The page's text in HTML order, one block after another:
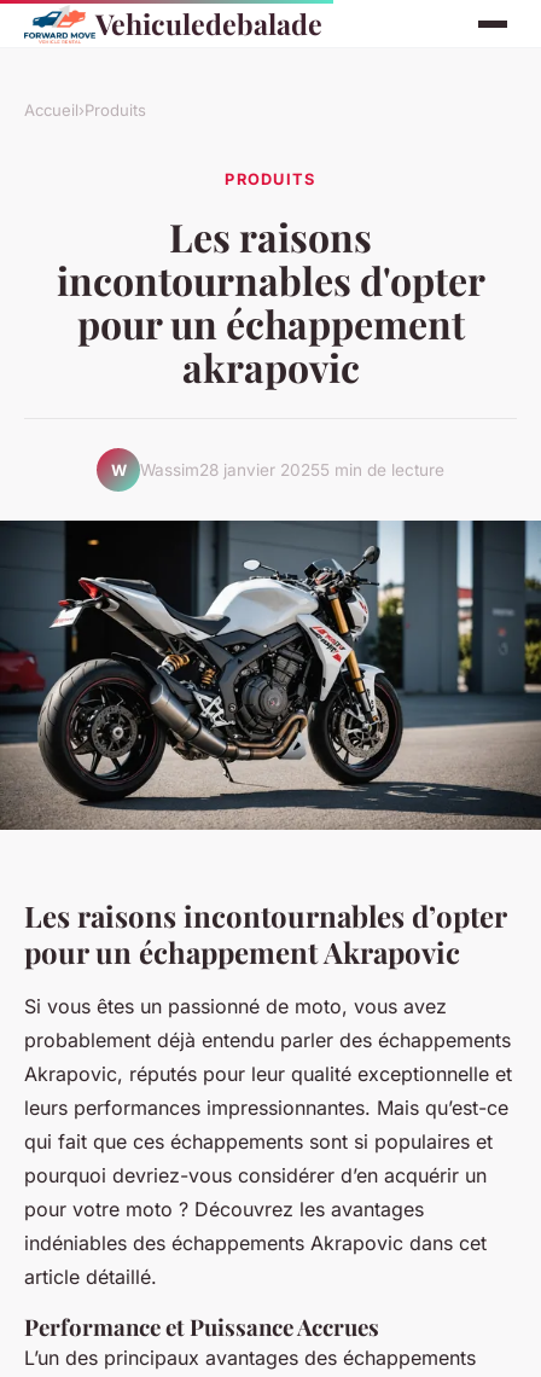
Vehiculedebalade
Accueil›Produits
PRODUITS
Les raisons
incontournables d'opter
pour un échappement
akrapovic
W Wassim28 janvier 20255 min de lecture
Les raisons incontournables d’opter
pour un échappement Akrapovic
Si vous êtes un passionné de moto, vous avez
probablement déjà entendu parler des échappements
Akrapovic, réputés pour leur qualité exceptionnelle et
leurs performances impressionnantes. Mais qu’est-ce
qui fait que ces échappements sont si populaires et
pourquoi devriez-vous considérer d’en acquérir un
pour votre moto ? Découvrez les avantages
indéniables des échappements Akrapovic dans cet
article détaillé.
Performance et Puissance Accrues
L’un des principaux avantages des échappements